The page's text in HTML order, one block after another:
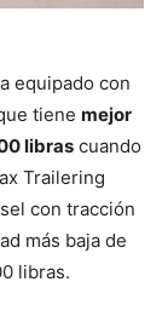
equipado con
tiene mejor
libras cuando
Trailering
con tracción
más baja de
libras.